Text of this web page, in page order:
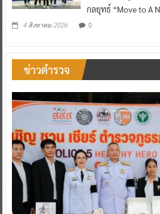
กลยุทธ์ “Move to A
4 สิงหาคม 2026 0
ข่าวตำรวจ